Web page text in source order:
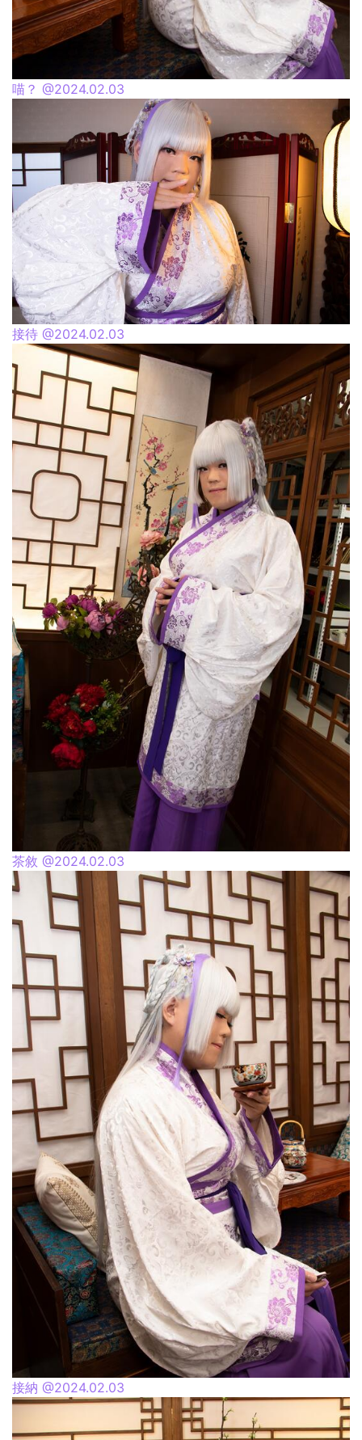
喵？ @2024.02.03
接待 @2024.02.03
茶敘 @2024.02.03
接納 @2024.02.03